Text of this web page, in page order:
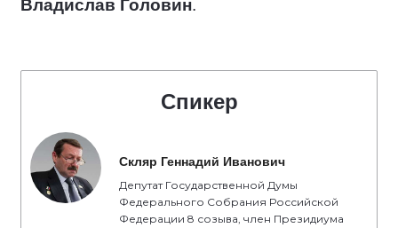
Владислав Головин.
Спикер
Скляр Геннадий Иванович
Депутат Государственной Думы
Федерального Собрания Российской
Федерации 8 созыва, член Президиума